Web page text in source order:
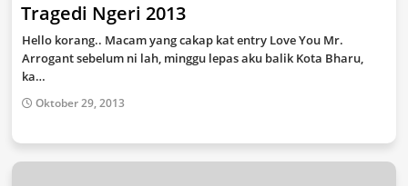
Tragedi Ngeri 2013
Hello korang.. Macam yang cakap kat entry Love You Mr.
Arrogant sebelum ni lah, minggu lepas aku balik Kota Bharu,
ka…
Oktober 29, 2013